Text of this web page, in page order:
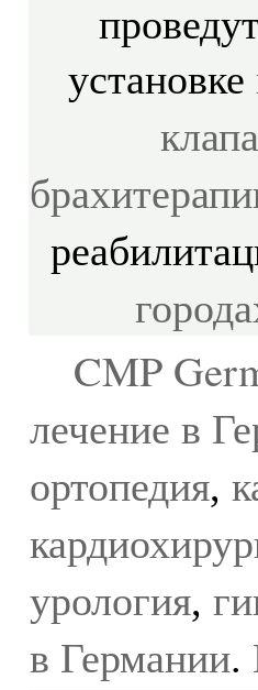
установке
CMP
лечение в
ортопедия,
урология,
в Германии.